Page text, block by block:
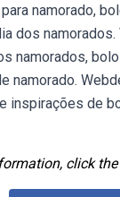
namorado,
dos
namorados,
namorado.
inspirações de
click